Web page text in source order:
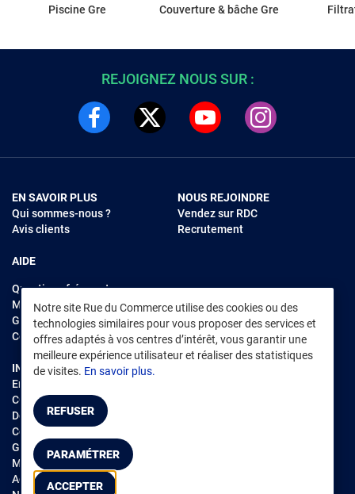
Piscine Gre Couverture & bâche Gre
REJOIGNEZ NOUS SUR :
EN SAVOIR PLUS
Qui sommes-nous ?
Avis clients
AIDE
Questions fréquentes
Modes de règlements
Garantie et retours
Contacter Rue du Commerce
NOUS REJOINDRE
Vendez sur RDC
Recrutement
INFORMATIONS LÉGALES
Environnement
CGV /CGU Marketplace
Données personnelles
Cookies
Gérer mes cookies
Mentions légales
Accessibilité : non conforme
Notre site Rue du Commerce utilise des cookies ou des
technologies similaires pour vous proposer des services et
offres adaptés à vos centres d’intérêt, vous garantir une
meilleure expérience utilisateur et réaliser des statistiques
de visites. En savoir plus.
REFUSER
PARAMÉTRER
ACCEPTER